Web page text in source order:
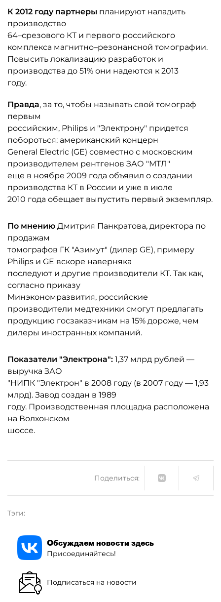
К 2012 году партнеры планируют наладить
производство
64–срезового КТ и первого российского
комплекса магнитно–резонансной томографии.
Повысить локализацию разработок и
производства до 51% они надеются к 2013
году.
Правда, за то, чтобы называть свой томограф
первым
российским, Philips и "Электрону" придется
побороться: американский концерн
General Electric (GE) совместно с московским
производителем рентгенов ЗАО "МТЛ"
еще в ноябре 2009 года объявил о создании
производства КТ в России и уже в июле
2010 года обещает выпустить первый экземпляр.
По мнению Дмитрия Панкратова, директора по
продажам
томографов ГК "Азимут" (дилер GE), примеру
Philips и GE вскоре наверняка
последуют и другие производители КТ. Так как,
согласно приказу
Минэкономразвития, российские
производители медтехники смогут предлагать
продукцию госзаказчикам на 15% дороже, чем
дилеры иностранных компаний.
Показатели "Электрона": 1,37 млрд рублей —
выручка ЗАО
"НИПК "Электрон" в 2008 году (в 2007 году — 1,93
млрд). Завод создан в 1989
году. Производственная площадка расположена
на Волхонском
шоссе.
Поделиться:
Тэги:
Обсуждаем новости здесь
Присоединяйтесь!
Подписаться на новости